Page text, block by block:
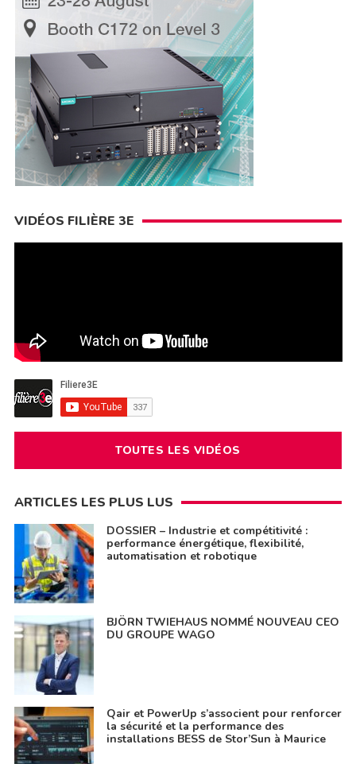
VIDÉOS FILIÈRE 3E
TOUTES LES VIDÉOS
ARTICLES LES PLUS LUS
DOSSIER – Industrie et compétitivité :
performance énergétique, flexibilité,
automatisation et robotique
BJÖRN TWIEHAUS NOMMÉ NOUVEAU CEO
DU GROUPE WAGO
Qair et PowerUp s’associent pour renforcer
la sécurité et la performance des
installations BESS de Stor’Sun à Maurice